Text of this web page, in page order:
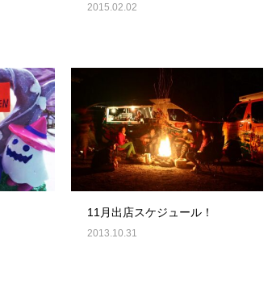
2015.02.02
11月出店スケジュール！
2013.10.31